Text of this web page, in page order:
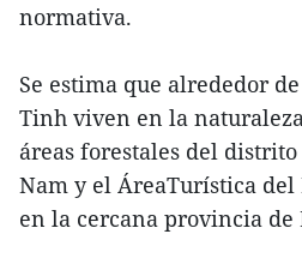
normativa.
Se estima que alrededor
Tinh viven en la
áreas forestales del
Nam y el ÁreaTurística
en la cercana provincia